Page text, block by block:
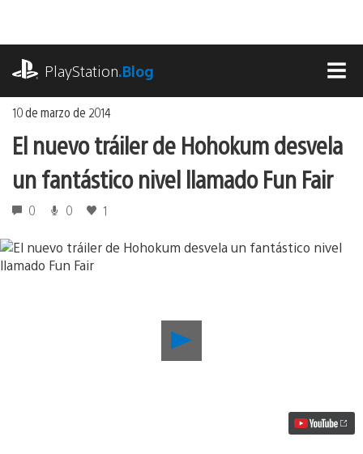
contenido
PlayStation.Blog
10 de marzo de 2014
El nuevo tráiler de Hohokum desvela
un fantástico nivel llamado Fun Fair
0 0 1
nuevo